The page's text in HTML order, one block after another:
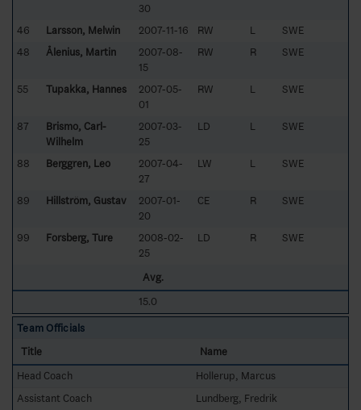
30
46 Larsson, Melwin 2007-11-16 RW L
SWE
48
Ålenius, Martin
2007-08-
15
RW R SWE
55 Tupakka, Hannes
2007-05-
01
RW L SWE
87
Brismo, Carl-
Wilhelm
2007-03-
25
LD L SWE
88 Berggren, Leo
2007-04-
27
LW L SWE
89 Hillström, Gustav
2007-01-
20
CE R SWE
99 Forsberg, Ture
2008-02-
25
LD R SWE
Avg.
15.0
Team Officials
Title
Name
Head Coach
Hollerup, Marcus
Assistant Coach
Lundberg, Fredrik